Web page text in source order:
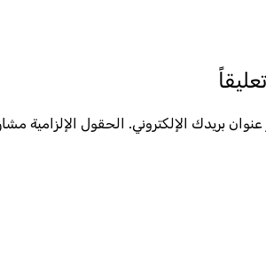
بريدك الإلكتروني. الحقول الإلزامية مشار